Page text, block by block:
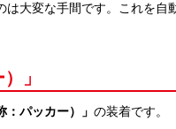
は大変な手間です。これを自
」
：パッカー）」 の装着です。